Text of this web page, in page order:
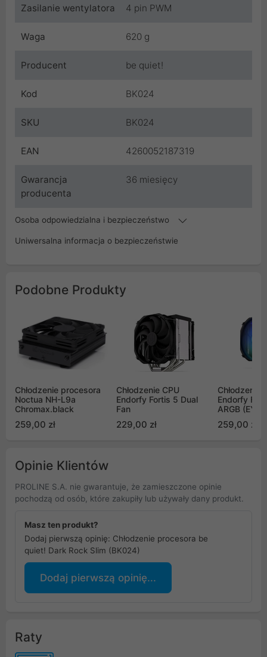
Zasilanie wentylatora 4 pin PWM
Waga 620 g
Producent be quiet!
Kod BK024
SKU BK024
EAN 4260052187319
Gwarancja
producenta
36 miesięcy
Osoba odpowiedzialna i bezpieczeństwo
Uniwersalna informacja o bezpieczeństwie
Podobne Produkty
Chłodzenie procesora
Noctua NH-L9a
Chromax.black
259,00 zł
Chłodzenie CPU
Endorfy Fortis 5 Dual
Fan
229,00 zł
Chłodzenie
Endorfy
ARGB
259,00 zł
Opinie Klientów
PROLINE S.A. nie gwarantuje, że zamieszczone opinie
pochodzą od osób, które zakupiły lub używały dany produkt.
Masz ten produkt?
Dodaj pierwszą opinię: Chłodzenie procesora be
quiet! Dark Rock Slim (BK024)
Dodaj pierwszą opinię...
Raty